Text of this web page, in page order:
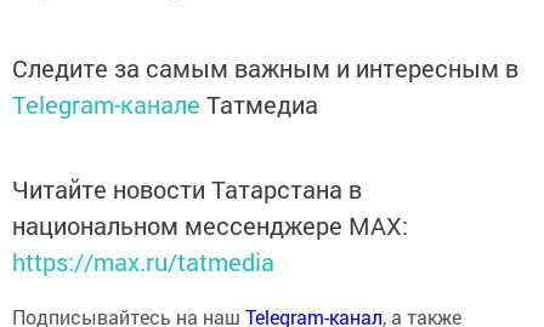
Следите за самым важным и интересным в
Telegram-канале Татмедиа
Читайте новости Татарстана в
национальном мессенджере MАХ:
https://max.ru/tatmedia
Подписывайтесь на наш Telegram-канал, а также